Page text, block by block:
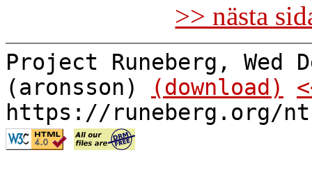
>> nästa
Project Runeberg, Wed
(aronsson)
(download)
https://runeberg.org/